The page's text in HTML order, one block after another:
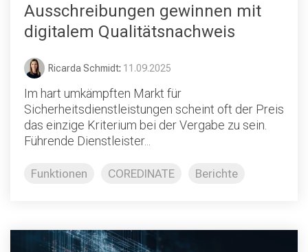
Ausschreibungen gewinnen mit
digitalem Qualitätsnachweis
Ricarda Schmidt: 11.09.2025
Im hart umkämpften Markt für
Sicherheitsdienstleistungen scheint oft der Preis
das einzige Kriterium bei der Vergabe zu sein.
Führende Dienstleister...
Funktionen COREDINATE Berichte